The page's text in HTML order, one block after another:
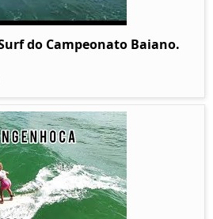
do Campeonato Baiano.